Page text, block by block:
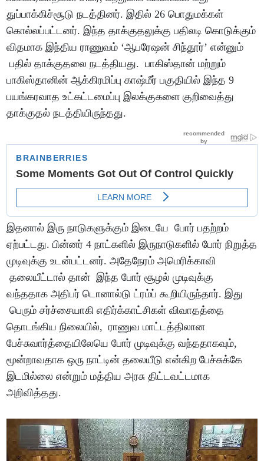
துப்பாக்கிச்சூடு நடத்தினர். இதில் 26 பொதுமக்கள்
கொல்லப்பட்டனர். இந்த தாக்குதலுக்கு பதிலடி கொடுக்கும்
விதமாக இந்திய ராணுவம் ‘ஆபரேஷன் சிந்தூர்’ என்னும்
பதில் தாக்குதலை நடத்தியது. பாகிஸ்தான் மற்றும்
பாகிஸ்தானின் ஆக்கிரமிப்பு காஷ்மீர் பகுதியில் இந்த 9
பயங்கரவாத உட்கட்டமைப்பு இலக்குகளை குறிவைத்து
தாக்குதல் நடத்தியிருந்தது.
இதனால் இரு நாடுகளுக்கும் இடையே போர் பதற்றம்
ஏற்பட்டது. பின்னர் 4 நாட்களில் இருநாடுகளில் போர் நிறுத்த
முடிவுக்கு உடன்பட்டனர். அதேநேரம் அமெரிக்காவி
தலையீட்டால் தான் இந்த போர் சூழல் முடிவுக்கு
வந்ததாக அதிபர் டொனால்டு ட்ரம்ப் கூறியிருந்தார். இது
பெரும் சர்ச்சையாகி எதிர்க்காட்சிகள் விவாதத்தை
தொடங்கிய நிலையில், ராணுவ மாட்டத்திலான
பேச்சுவார்த்தையிலேயெ போர் முடிவுக்கு வந்ததாகவும்,
மூன்றாவதாக ஒரு நாட்டின் தலையீடு என்கிற பேச்சுக்கே
இடமில்லை என்றும் மத்திய அரசு திட்டவட்டமாக
அறிவித்தது.